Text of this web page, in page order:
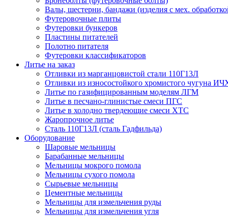
Валы, шестерни, бандажи (изделия с мех.
Футеровочные плиты
Футеровки бункеров
Пластины питателей
Полотно питателя
Футеровки классификаторов
Литье на заказ
Отливки из марганцовистой стали 110Г13Л
Отливки из износостойкого хромистого чугуна
Литье по газифицированным моделям ЛГМ
Литье в песчано-глинистые смеси ПГС
Литье в холодно твердеющие смеси ХТС
Жаропрочное литье
Сталь 110Г13Л (сталь Гадфильда)
Оборудование
Шаровые мельницы
Барабанные мельницы
Мельницы мокрого помола
Мельницы сухого помола
Сырьевые мельницы
Цементные мельницы
Мельницы для измельчения руды
Мельницы для измельчения угля